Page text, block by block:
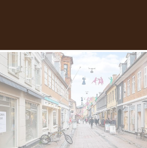
0
1
2
3
4
5